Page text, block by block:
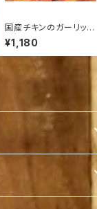
国産チキンのガーリック
スパイス焼
¥1,180